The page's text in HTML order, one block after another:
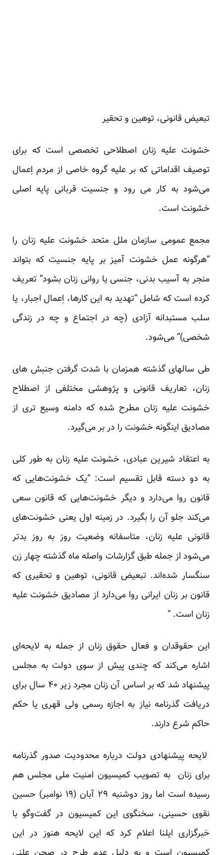
تبعیض قانونی، ‌توهین و تحقیر
خشونت علیه زنان اصطلاحی تخصصی است که برای
توصیف اقداماتی که بر علیه گروه خاصی از مردم اِعمال
می‌شود به کار می رود و جنسیت قربانی پایه اصلی
خشونت است.
مجمع عمومی سازمان ملل متحد خشونت علیه زنان را
“هرگونه عمل خشونت آمیز بر پایه جنسیت که بتواند
منجر به آسیب بدنی، جنسی یا روانی زنان بشود” تعریف
کرده است که شامل “تهدید به این کار‌ها، اِعمال اجبار، یا
سلب مستبدانه آزادی (چه در اجتماع و چه در زندگی
شخصی)” می‌شود.
طی سالهای گذشته همزمان با شدت گرفتن جنبش های
زنان، تعاریف قانونی و پژوهشی مختلفی از اصطلاح
خشونت علیه زنان مطرح شده که دامنه وسیع تری از
مصادیق اینگونه خشونت را در بر می‌گیرد.
به اعتقاد شیرین عبادی، خشونت علیه زنان به طور کلی
به دو دسته قابل تقسیم است: “یک خشونت‌هایی که
قانون روا می‌دارد و دیگر خشونت‌هایی که قانون سعی
می‌کند جلو آن را بگیرد. در زمینه اول یعنی خشونت‌های
قانونی علیه زنان، متاسفانه وضعیت روز به روز بد‌تر
می‌شود از جمله طبق گزارشات واصله ماه گذشته چهار زن
سنگسار شده‌اند. تبعیض قانونی، ‌توهین و تحقیری که
قانون بر زنان ایرانی روا می‌دارد از مصادیق خشونت علیه
زنان است. “
این حقوقدان و فعال حقوق زنان از جمله به لایحه‌ای
اشاره می‌کند که چندی پیش از سوی دولت به مجلس
پیشنهاد شد که بر اساس آن زنان مجرد زیر ۴۰ سال برای
دریافت گذرنامه نیاز به اجازه رسمی ولی قهری یا حکم
حاکم شرع دارند.
لایحه پیشنهادی دولت درباره محدودیت صدور گذرنامه
برای زنان به تصویب کمیسیون امنیت ملی مجلس هم
رسیده است اما روز دوشنبه ۲۹ آبان (۱۹ نوامبر) حسین
نقوی حسینی، سخنگوی این کمیسیون در گفت‌وگو با
خبرگزاری ایلنا اعلام کرد که این لایحه هنوز در این